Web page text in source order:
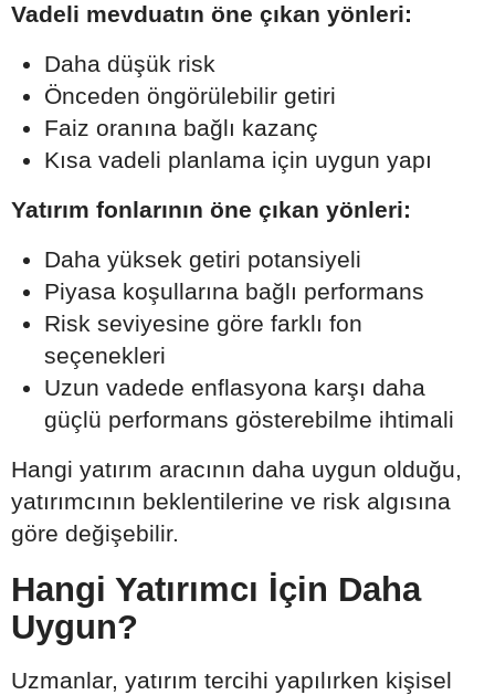
Vadeli mevduatın öne çıkan yönleri:
Daha düşük risk
Önceden öngörülebilir getiri
Faiz oranına bağlı kazanç
Kısa vadeli planlama için uygun yapı
Yatırım fonlarının öne çıkan yönleri:
Daha yüksek getiri potansiyeli
Piyasa koşullarına bağlı performans
Risk seviyesine göre farklı fon
seçenekleri
Uzun vadede enflasyona karşı daha
güçlü performans gösterebilme ihtimali
Hangi yatırım aracının daha uygun olduğu,
yatırımcının beklentilerine ve risk algısına
göre değişebilir.
Hangi Yatırımcı İçin Daha
Uygun?
Uzmanlar, yatırım tercihi yapılırken kişisel